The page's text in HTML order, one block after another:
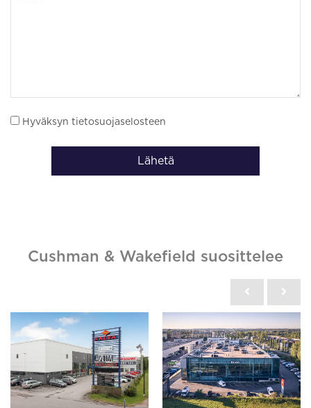
Hyväksyn tietosuojaselosteen
Lähetä
Cushman & Wakefield suosittelee